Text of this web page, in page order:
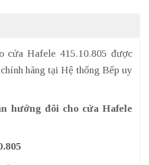
cửa Hafele 415.10.805 được
hãng tại Hệ thống Bếp uy
hướng đôi cho cửa Hafele